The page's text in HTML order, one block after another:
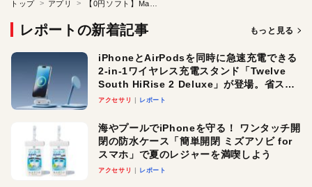
トップ アプリ
レポートの新着記事 もっと見る
iPhoneとAirPodsを同時に急速充電できる
2-in-1ワイヤレス充電スタンド「Twelve
South HiRise 2 Deluxe」が登場。省スペ
ースでおしゃれに充電したい人にオスス
アクセサリ レポート
海やプールでiPhoneを守る！ ワンタッチ開
閉の防水ケース「簡単開閉 ミズアソビ for
スマホ」で夏のレジャーを満喫しよう
アクセサリ レポート